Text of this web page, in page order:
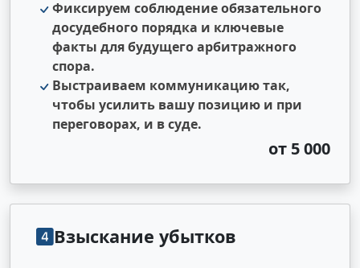
Фиксируем соблюдение обязательного
досудебного порядка и ключевые
факты для будущего арбитражного
спора.
Выстраиваем коммуникацию так,
чтобы усилить вашу позицию и при
переговорах, и в суде.
от 5 000
Взыскание убытков